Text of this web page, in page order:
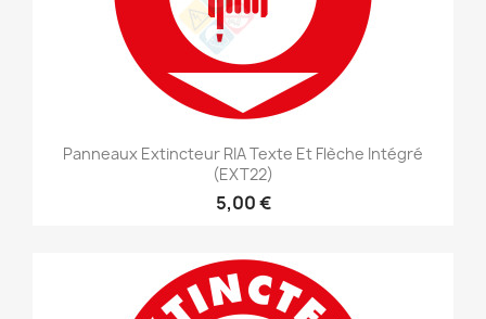
Panneaux Extincteur RIA Texte Et Flèche Intégré
(EXT22)
5,00 €